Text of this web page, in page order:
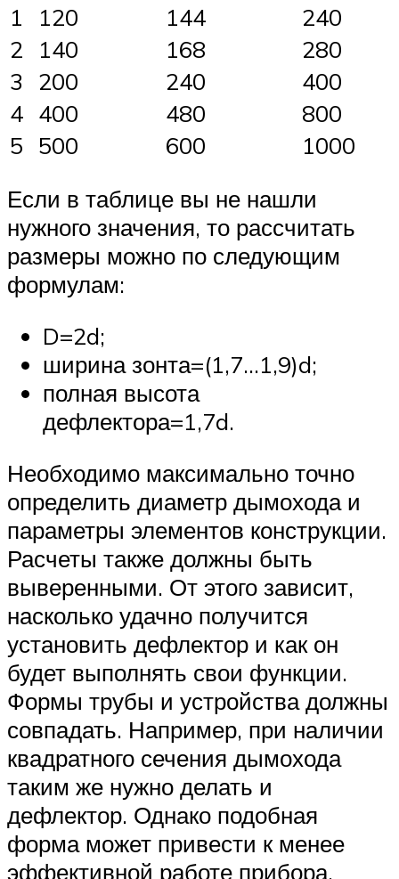
1
120 144
240
2
140 168
280
3
200 240
400
4 400 480
800
5 500 600
1000
Если в таблице вы не нашли
нужного значения, то рассчитать
размеры можно по следующим
формулам:
D=2d;
ширина зонта=(1,7…1,9)d;
полная высота
дефлектора=1,7d.
Необходимо максимально точно
определить диаметр дымохода и
параметры элементов конструкции.
Расчеты также должны быть
выверенными. От этого зависит,
насколько удачно получится
установить дефлектор и как он
будет выполнять свои функции.
Формы трубы и устройства должны
совпадать. Например, при наличии
квадратного сечения дымохода
таким же нужно делать и
дефлектор. Однако подобная
форма может привести к менее
эффективной работе прибора.